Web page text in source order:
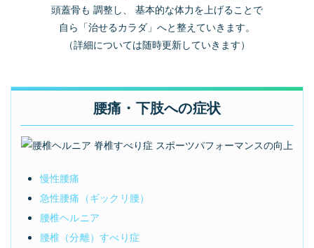
頭蓋骨も 調整し、
基本的な体力を上げることで
自ら「治せるカラダ」へと整えていきます。
（詳細については随時更新していきます）
腰痛・下肢への症状
慢性腰痛
急性腰痛（ギックリ腰）
腰椎ヘルニア
腰椎（分離）すべり症